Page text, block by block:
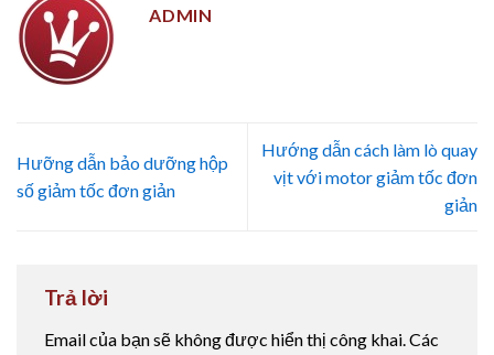
ADMIN
Hưỡng dẫn bảo dưỡng hộp
số giảm tốc đơn giản
Hướng dẫn cách làm lò quay
vịt với motor giảm tốc đơn
giản
Trả lời
Email của bạn sẽ không được hiển thị công khai. Các